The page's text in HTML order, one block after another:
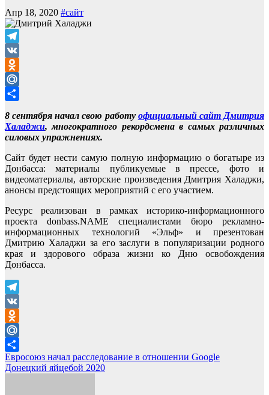
Апр 18, 2020 #сайт
Telegram
VK
Odnoklassniki
Mail.Ru
8 сентября начал свою работу официальный сайт Дмитрия
Халаджи, многократного рекордсмена в самых различных
силовых упражнениях.
Сайт будет нести самую полную информацию о богатыре из
Донбасса: материалы публикуемые в прессе, фото и
видеоматериалы, авторские произведения Дмитрия Халаджи,
анонсы предстоящих мероприятий с его участием.
Ресурс реализован в рамках историко-информационного
проекта donbass.NAME специалистами бюро рекламно-
информационных технологий «Эльф» и презентован
Дмитрию Халаджи за его заслуги в популяризации родного
края и здорового образа жизни ко Дню освобождения
Донбасса.
Telegram
VK
Odnoklassniki
Mail.Ru
Отправить
Навигация
по
Евросоюз начал расследование в отношении Google
Донецкий яйцебой 2020